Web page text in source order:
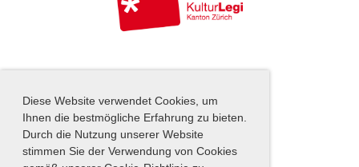
Diese Website verwendet Cookies, um
Ihnen die bestmögliche Erfahrung zu bieten.
Durch die Nutzung unserer Website
stimmen Sie der Verwendung von Cookies
Instagram |Impressum